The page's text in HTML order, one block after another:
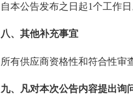
自本公告发布之日起1个工作日
八、其他补充事宜
所有供应商资格性和符合性审
九、凡对本次公告内容提出询